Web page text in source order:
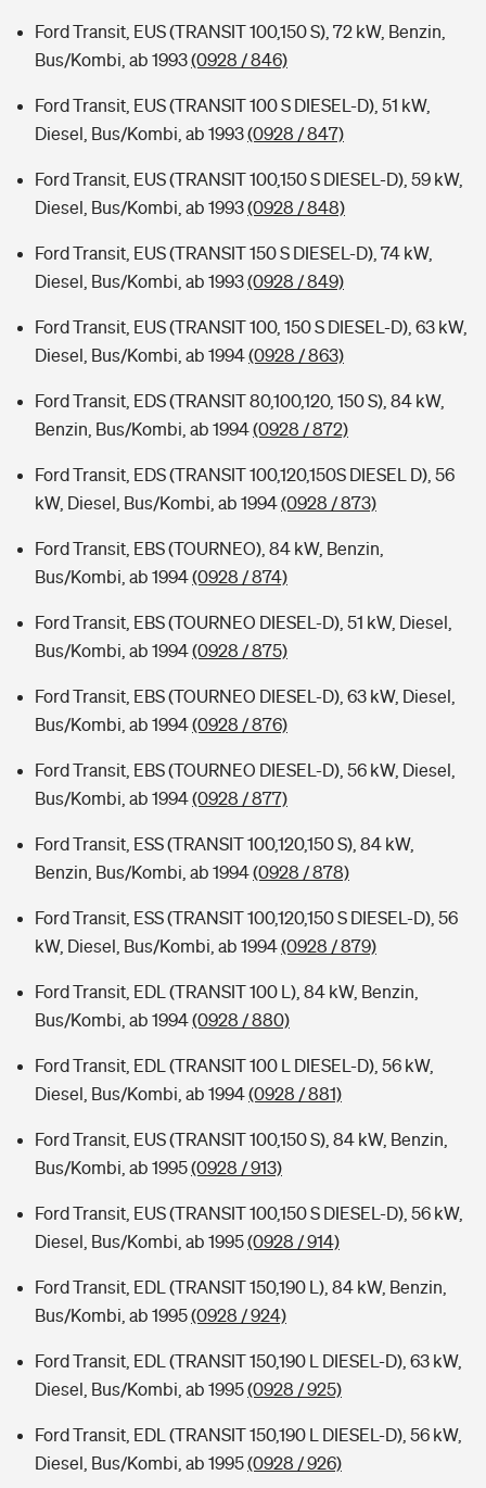
Ford Transit, EUS (TRANSIT 100,150 S), 72 kW, Benzin,
Bus/Kombi, ab 1993(0928 / 846)
Ford Transit, EUS (TRANSIT 100 S DIESEL-D), 51 kW,
Diesel, Bus/Kombi, ab 1993(0928 / 847)
Ford Transit, EUS (TRANSIT 100,150 S DIESEL-D), 59 kW,
Diesel, Bus/Kombi, ab 1993(0928 / 848)
Ford Transit, EUS (TRANSIT 150 S DIESEL-D), 74 kW,
Diesel, Bus/Kombi, ab 1993(0928 / 849)
Ford Transit, EUS (TRANSIT 100, 150 S DIESEL-D), 63 kW,
Diesel, Bus/Kombi, ab 1994(0928 / 863)
Ford Transit, EDS (TRANSIT 80,100,120, 150 S), 84 kW,
Benzin, Bus/Kombi, ab 1994(0928 / 872)
Ford Transit, EDS (TRANSIT 100,120,150S DIESEL D), 56
kW, Diesel, Bus/Kombi, ab 1994(0928 / 873)
Ford Transit, EBS (TOURNEO), 84 kW, Benzin,
Bus/Kombi, ab 1994(0928 / 874)
Ford Transit, EBS (TOURNEO DIESEL-D), 51 kW, Diesel,
Bus/Kombi, ab 1994(0928 / 875)
Ford Transit, EBS (TOURNEO DIESEL-D), 63 kW, Diesel,
Bus/Kombi, ab 1994(0928 / 876)
Ford Transit, EBS (TOURNEO DIESEL-D), 56 kW, Diesel,
Bus/Kombi, ab 1994(0928 / 877)
Ford Transit, ESS (TRANSIT 100,120,150 S), 84 kW,
Benzin, Bus/Kombi, ab 1994(0928 / 878)
Ford Transit, ESS (TRANSIT 100,120,150 S DIESEL-D), 56
kW, Diesel, Bus/Kombi, ab 1994(0928 / 879)
Ford Transit, EDL (TRANSIT 100 L), 84 kW, Benzin,
Bus/Kombi, ab 1994(0928 / 880)
Ford Transit, EDL (TRANSIT 100 L DIESEL-D), 56 kW,
Diesel, Bus/Kombi, ab 1994(0928 / 881)
Ford Transit, EUS (TRANSIT 100,150 S), 84 kW, Benzin,
Bus/Kombi, ab 1995(0928 / 913)
Ford Transit, EUS (TRANSIT 100,150 S DIESEL-D), 56 kW,
Diesel, Bus/Kombi, ab 1995(0928 / 914)
Ford Transit, EDL (TRANSIT 150,190 L), 84 kW, Benzin,
Bus/Kombi, ab 1995(0928 / 924)
Ford Transit, EDL (TRANSIT 150,190 L DIESEL-D), 63 kW,
Diesel, Bus/Kombi, ab 1995(0928 / 925)
Ford Transit, EDL (TRANSIT 150,190 L DIESEL-D), 56 kW,
Diesel, Bus/Kombi, ab 1995(0928 / 926)